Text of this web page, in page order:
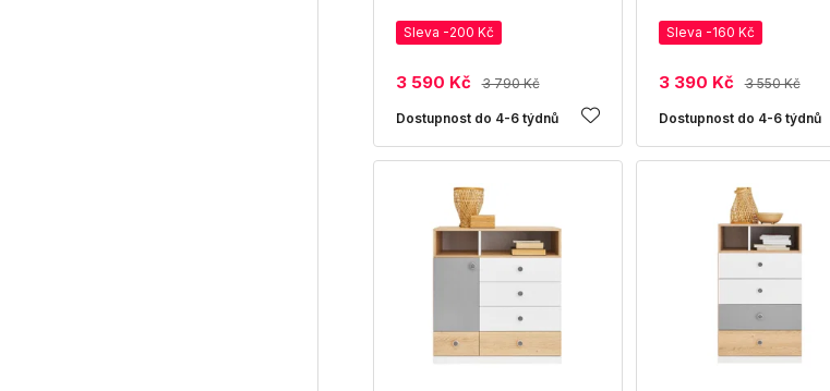
Sleva -200 Kč
3 590 Kč 3 790 Kč
Dostupnost do 4-6 týdnů
Sleva -160 Kč
3 390 Kč 3 550 Kč
Dostupnost do 4-6 týdnů